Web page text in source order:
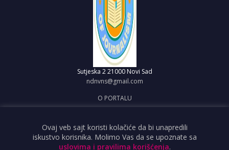
Sutjeska 2 21000 Novi Sad
ndnvns@gmail.com
O PORTALU
OBJAVI VEST
USLOVI KORIŠĆENJA
Ovaj veb sajt koristi kolačiće da bi unapredili
iskustvo korisnika. Molimo Vas da se upoznate sa
uslovima i pravilima korišćenja.